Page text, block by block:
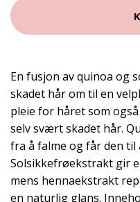
En fusjon av quinoa og
skadet hår om til en
pleie for håret som
selv svært skadet hår.
fra å falme og får den til
Solsikkefrøekstrakt gir
mens hennaekstrakt
en naturlig glans.